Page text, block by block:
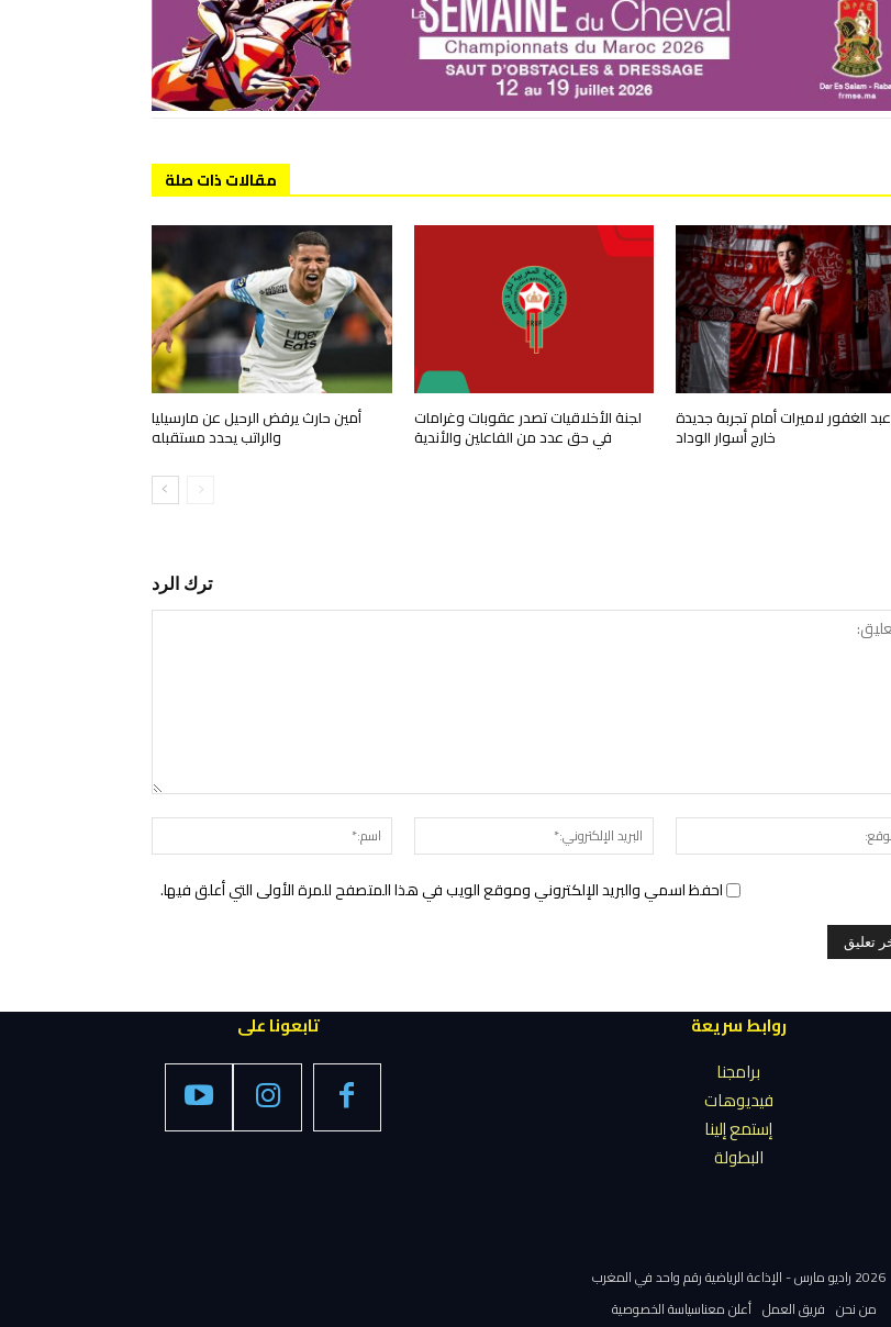
مقالات ذات صلة
عبد الغفور لاميرات أمام تجربة جديدة
خارج أسوار الوداد
لجنة الأخلاقيات تصدر عقوبات وغرامات
في حق عدد من الفاعلين والأندية
أمين حارث يرفض الرحيل عن مارسيليا
والراتب يحدد مستقبله
ترك الرد
التعليق:
اسم:*
البريد
الإلكتروني:*
الموقع:
احفظ اسمي والبريد الإلكتروني وموقع الويب في هذا المتصفح للمرة الأولى التي أعلق فيها.
تابعونا على
روابط سريعة
برامجنا
فيديوهات
إستمع إلينا
البطولة
2026 راديو مارس - الإذاعة الرياضية رقم واحد في المغرب
من نحن فريق العمل أعلن معناسياسة الخصوصية